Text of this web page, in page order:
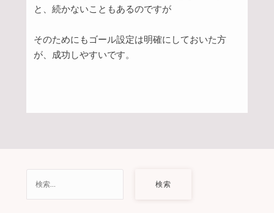
と、続かないこともあるのですが
そのためにもゴール設定は明確にしておいた方
が、成功しやすいです。